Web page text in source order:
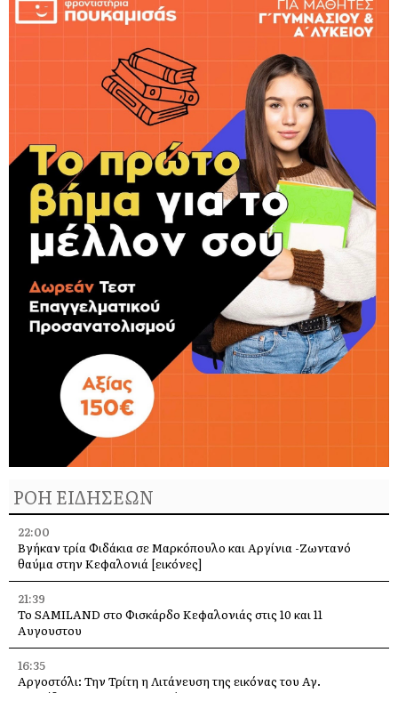
ΡΟΗ ΕΙΔΗΣΕΩΝ
22:00
Βγήκαν τρία Φιδάκια σε Μαρκόπουλο και Αργίνια -Ζωντανό
θαύμα στην Κεφαλονιά [εικόνες]
21:39
Το SAMILAND στο Φισκάρδο Κεφαλονιάς στις 10 και 11
Αυγουστου
16:35
Αργοστόλι: Την Τρίτη η Λιτάνευση της εικόνας του Αγ.
Σπυρίδωνα για τους σεισμούς του 53